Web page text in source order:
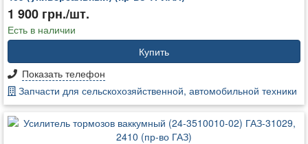
1 900 грн./шт.
Есть в наличии
Купить
Показать телефон
Запчасти для сельскохозяйственной, автомобильной техники